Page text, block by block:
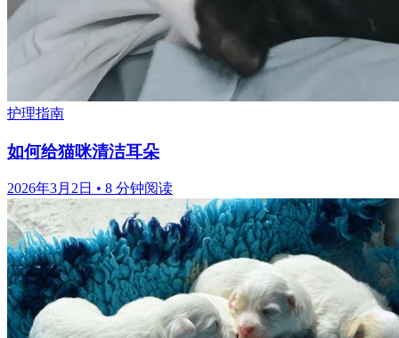
护理指南
如何给猫咪清洁耳朵
2026年3月2日 • 8 分钟阅读